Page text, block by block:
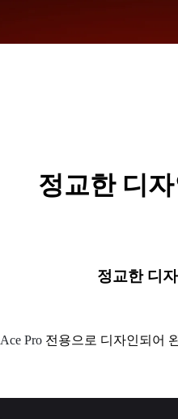
정교한 디
정교한 디
Ace Pro 전용으로 디자인되어